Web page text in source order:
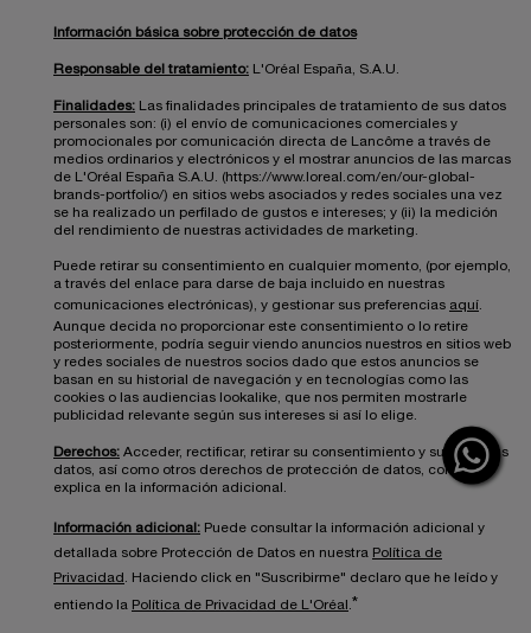
Información básica sobre protección de datos
Responsable del tratamiento: L'Oréal España, S.A.U.
Finalidades: Las finalidades principales de tratamiento de sus datos
personales son: (i) el envío de comunicaciones comerciales y
promocionales por comunicación directa de Lancôme a través de
medios ordinarios y electrónicos y el mostrar anuncios de las marcas
de L'Oréal España S.A.U. (https://www.loreal.com/en/our-global-
brands-portfolio/) en sitios webs asociados y redes sociales una vez
se ha realizado un perfilado de gustos e intereses; y (ii) la medición
del rendimiento de nuestras actividades de marketing.
Puede retirar su consentimiento en cualquier momento, (por ejemplo,
a través del enlace para darse de baja incluido en nuestras
comunicaciones electrónicas), y gestionar sus preferencias aquí
Aunque decida no proporcionar este consentimiento o lo retire
posteriormente, podría seguir viendo anuncios nuestros en sitios web
y redes sociales de nuestros socios dado que estos anuncios se
basan en su historial de navegación y en tecnologías como las
cookies o las audiencias lookalike, que nos permiten mostrarle
publicidad relevante según sus intereses si así lo elige.
Derechos: Acceder, rectificar, retirar su consentimiento y suprimir sus
datos, así como otros derechos de protección de datos, como se
explica en la información adicional.
Información adicional: Puede consultar la información adicional y
detallada sobre Protección de Datos en nuestra Política de
Privacidad
. Haciendo click en "Suscribirme" declaro que he leído y
entiendo la Política de Privacidad de L'Oréal *